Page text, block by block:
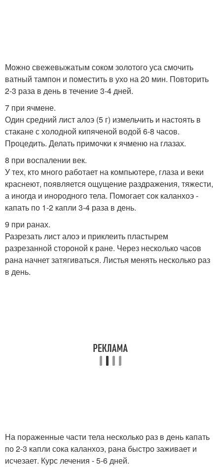
Можно свежевыжатым соком золотого уса смочить
ватный тампон и поместить в ухо на 20 мин. Повторить
2-3 раза в день в течение 3-4 дней.
7 при ячмене.
Один средний лист алоэ (5 г) измельчить и настоять в
стакане с холодной кипяченой водой 6-8 часов.
Процедить. Делать примочки к ячменю на глазах.
8 при воспалении век.
У тех, кто много работает на компьютере, глаза и веки
краснеют, появляется ощущение раздражения, тяжести,
а иногда и инородного тела. Помогает сок каланхоэ -
капать по 1-2 капли 3-4 раза в день.
9 при ранах.
Разрезать лист алоэ и приклеить пластырем
разрезанной стороной к ране. Через несколько часов
рана начнет затягиваться. Листья менять несколько раз
в день.
На пораженные части тела несколько раз в день капать
по 2-3 капли сока каланхоэ, рана быстро заживает и
исчезает. Курс лечения - 5-6 дней.